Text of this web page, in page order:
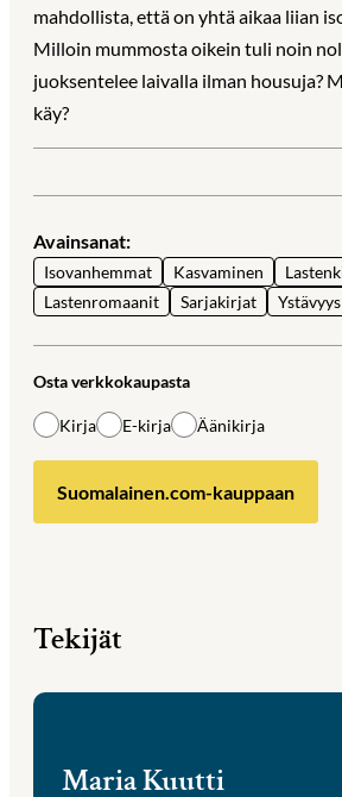
mahdollista, että on yhtä aikaa liian
Milloin mummosta oikein tuli noin
juoksentelee laivalla ilman housuja?
käy?
Avainsanat:
Isovanhemmat Kasvaminen
Lastenromaanit
Sarjakirjat Ystävyys
Osta verkkokaupasta
Kirja E-kirja Äänikirja
Suomalainen.com-kauppaan
Tekijät
Maria Kuutti